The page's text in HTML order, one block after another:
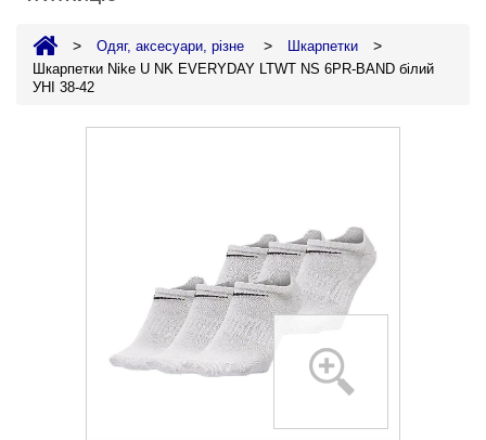
> Одяг, аксесуари, різне > Шкарпетки >
Шкарпетки Nike U NK EVERYDAY LTWT NS 6PR-BAND білий
УНІ 38-42